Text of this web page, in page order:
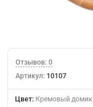
Отзывов: 0
Артикул: 10107
Цвет: Кремовый